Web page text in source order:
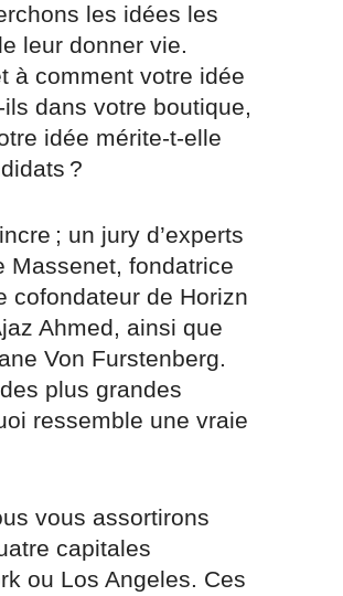
les idées les
leur donner vie.
à comment votre idée
dans votre boutique,
idée mérite-t-elle
?
; un jury d’experts
Massenet, fondatrice
cofondateur de Horizn
Ahmed, ainsi que
Von Furstenberg.
plus grandes
ressemble une vraie
vous assortirons
capitales
ou Los Angeles. Ces